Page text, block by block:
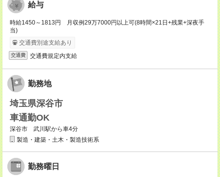
給与
時給1450～1813円 月収例29万7000円以上可(8時間×21日+残業+深夜手
当)
交通費別途支給あり
交通費 交通費規定内支給
勤務地
埼玉県深谷市
車通勤OK
深谷市 武川駅から車4分
製造・建築・土木・製造技術系
勤務曜日